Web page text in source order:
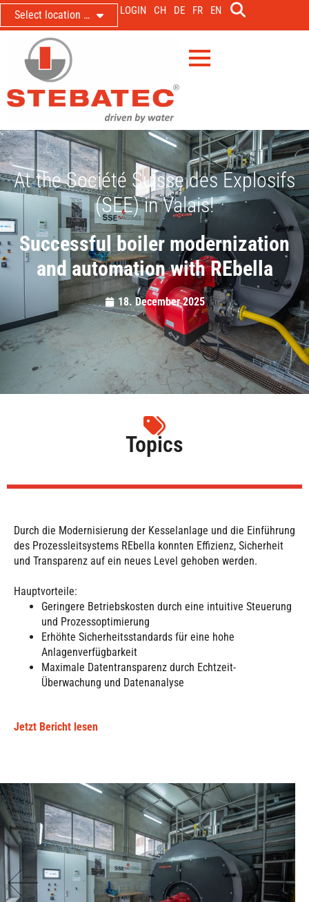
Select location … LOGIN CH DE FR EN
At the Société Suisse des Explosifs
(SEE) in Valais!
Successful boiler modernization
and automation with REbella
18. December 2025
Topics
Durch die Modernisierung der Kesselanlage und die Einführung
des Prozessleitsystems REbella konnten Effizienz, Sicherheit
und Transparenz auf ein neues Level gehoben werden.
Hauptvorteile:
Geringere Betriebskosten durch eine intuitive Steuerung
und Prozessoptimierung
Erhöhte Sicherheitsstandards für eine hohe
Anlagenverfügbarkeit
Maximale Datentransparenz durch Echtzeit-
Überwachung und Datenanalyse
Jetzt Bericht lesen